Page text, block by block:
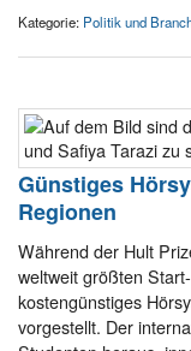
Kategorie: Politik und
Günstiges
Regionen
Während der Hult
weltweit größten
kostengünstiges
vorgestellt. Der